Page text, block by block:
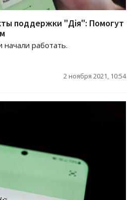
поддержки "Дiя": Помогут
работать.
2 ноября 2021, 10:54